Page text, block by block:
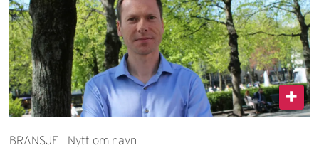
BRANSJE | Nytt om navn